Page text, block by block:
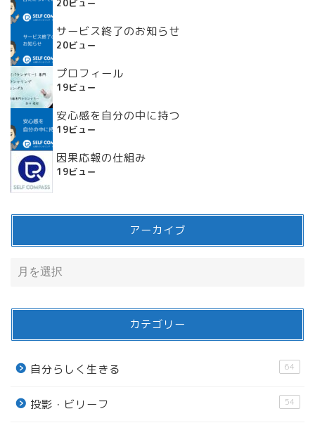
20ビュー
サービス終了のお知らせ
20ビュー
プロフィール
19ビュー
安心感を自分の中に持つ
19ビュー
因果応報の仕組み
19ビュー
アーカイブ
カテゴリー
自分らしく生きる 64
投影・ビリーフ 54